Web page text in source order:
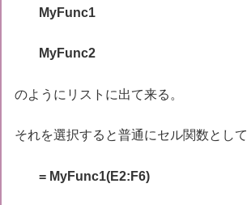
MyFunc1
MyFunc2
のようにリストに出て来る。
それを選択すると普通にセル関数として
= MyFunc1(E2:F6)